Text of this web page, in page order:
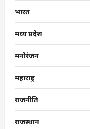
भारत
मध्य प्रदेश
मनोरंजन
महाराष्ट्र
राजनीति
राजस्थान